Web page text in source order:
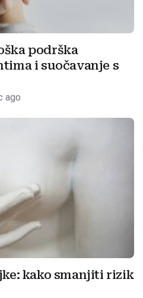
podrška
i suočavanje s
ago
kako smanjiti rizik